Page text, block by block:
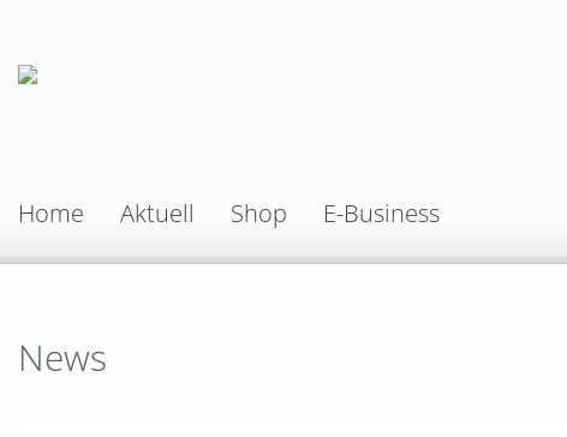
Home Aktuell Shop E-Business
News